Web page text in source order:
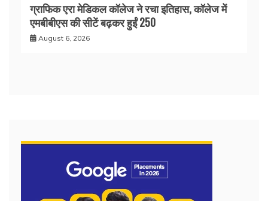
ग्राफिक एरा मेडिकल कॉलेज ने रचा इतिहास, कॉलेज में
एमबीबीएस की सीटें बढ़कर हुईं 250
August 6, 2026